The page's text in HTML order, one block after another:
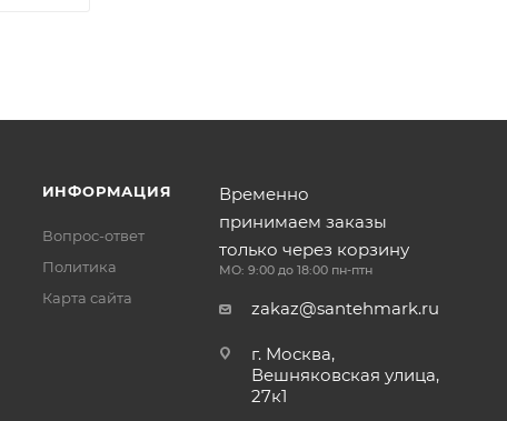
ИНФОРМАЦИЯ
Вопрос-ответ
Политика
Карта сайта
Временно
принимаем заказы
только через корзину
МО: 9:00 до 18:00 пн-птн
zakaz@santehmark.ru
г. Москва,
Вешняковская улица,
27к1